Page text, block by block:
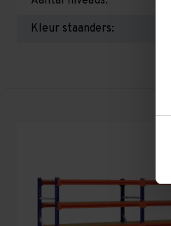
Kleur staanders: